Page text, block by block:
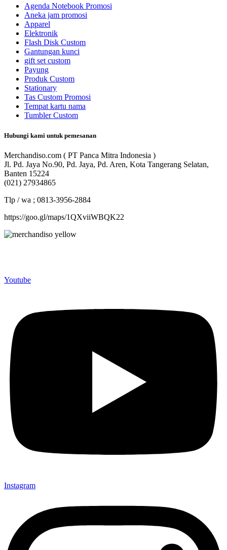
Agenda Notebook Promosi
Aneka jam promosi
Apparel
Elektronik
Flash Disk Custom
Gantungan kunci
gift set custom
Payung
Produk Custom
Stationary
Tas Custom Promosi
Tempat kartu nama
Tumbler Custom
Hubungi kami untuk pemesanan
Merchandiso.com ( PT Panca Mitra Indonesia )
Jl. Pd. Jaya No.90, Pd. Jaya, Pd. Aren, Kota Tangerang Selatan,
Banten 15224
(021) 27934865
Tlp / wa ; 0813-3956-2884
https://goo.gl/maps/1QXviiWBQK22
Youtube
Instagram